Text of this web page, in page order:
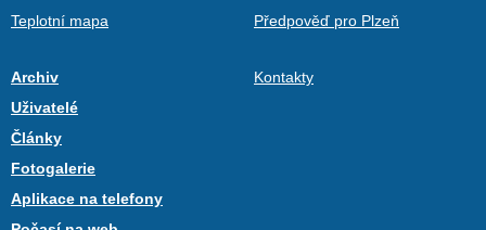
Teplotní mapa
Předpověď pro Plzeň
Archiv
Uživatelé
Články
Fotogalerie
Aplikace na telefony
Kontakty